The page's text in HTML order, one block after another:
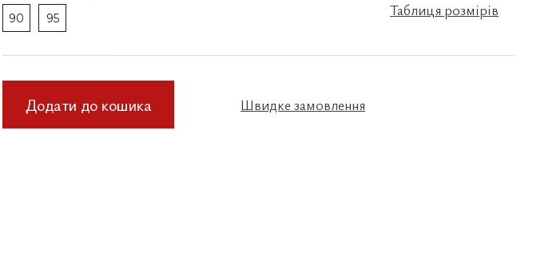
90 95 Таблиця розмірів
Додати до кошика Швидке замовлення